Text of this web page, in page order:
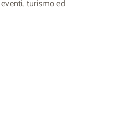
turismo ed